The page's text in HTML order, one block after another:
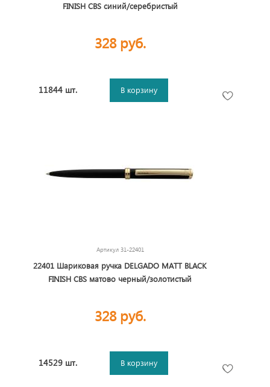
FINISH CBS синий/серебристый
328 руб.
11844 шт. В корзину
Артикул 31-22401
22401 Шариковая ручка DELGADO MATT BLACK
FINISH CBS матово черный/золотистый
328 руб.
14529 шт. В корзину